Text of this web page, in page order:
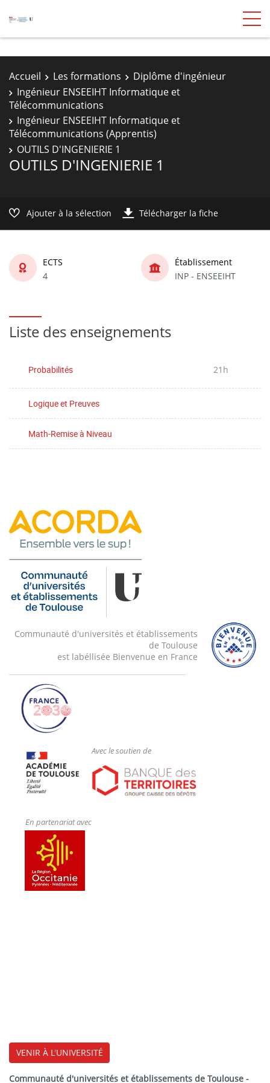
Accueil Les formations
Diplôme d'ingénieur
Ingénieur ENSEEIHT Informatique et
Télécommunications
Ingénieur ENSEEIHT Informatique et
Télécommunications (Apprentis)
OUTILS D'INGENIERIE 1
OUTILS D'INGENIERIE 1
Ajouter à la sélection Télécharger la fiche
ECTS
4
Établissement
INP - ENSEEIHT
Liste des enseignements
Probabilités 21h
Logique et Preuves
Math-Remise à Niveau
Communauté d'universités et établissements
de Toulouse
est labéllisée Bienvenue en France
Avec le soutien de
En partenariat avec
VENIR À L'UNIVERSITÉ
Communauté d'universités et établissements de Toulouse -